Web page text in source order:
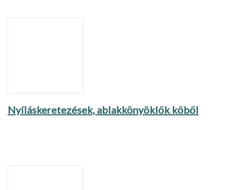
Nyíláskeretezések, ablakkönyöklők kőből